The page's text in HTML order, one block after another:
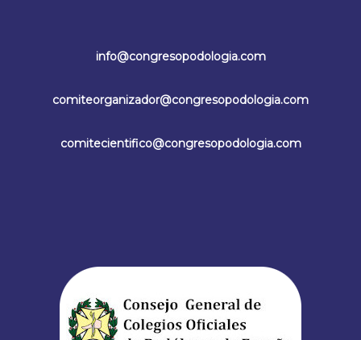
info@congresopodologia.com
comiteorganizador@congresopodologia.com
comitecientifico@congresopodologia.com